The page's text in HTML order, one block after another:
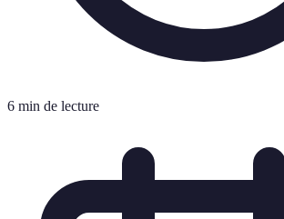
6 min de lecture